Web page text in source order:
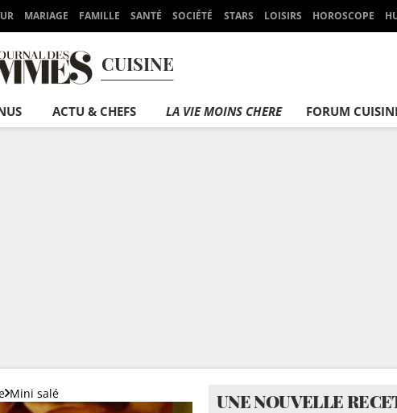
MARIAGE FAMILLE SANTÉ SOCIÉTÉ STARS LOISIRS HOROSCOPE
CUISINE
ACTU & CHEFS LA VIE MOINS CHERE FORUM
Mini salé UNE NOUVELLE